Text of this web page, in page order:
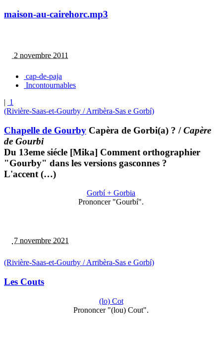
maison-au-cairehorc.mp3
2 novembre 2011
cap-de-paja
Incontournables
| 1
(Rivière-Saas-et-Gourby / Arribèra-Sas e Gorbí)
Chapelle de Gourby Capèra de Gorbi(a) ? /Capère
de Gourbi
Du 13eme siécle [Mika] Comment orthographier
"Gourby" dans les versions gasconnes ?
L'accent (…)
Gorbí + Gorbia
Prononcer "Gourbí".
7 novembre 2021
(Rivière-Saas-et-Gourby / Arribèra-Sas e Gorbí)
Les Couts
(lo) Cot
Prononcer "(lou) Cout".